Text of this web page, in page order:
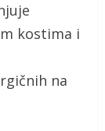
kostima i
na